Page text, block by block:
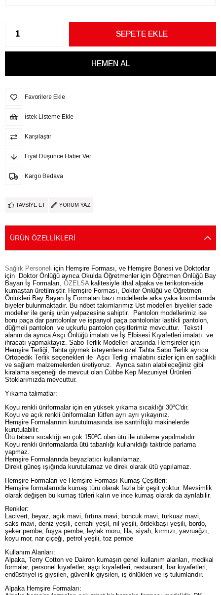
Favorilere Ekle
İstek Listeme Ekle
Karşılaştır
Fiyat Düşünce Haber Ver
Kargo Bedava
TAVSIYE ET YORUM YAZ
ÜRÜN ÖZELLIKLERI
Sağlık Personeli için Hemşire Forması, ve Hemşire Bonesi ve Doktorlar
için Doktor Önlüğü ayrıca Okulda Öğretmenler için Öğretmen Önlüğü Bay
Bayan İş Formaları, ÖZELSAkalitesiyle ithal alpaka ve terikoton-side
kumaştan üretilmiştir. Hemşire Forması, Doktor Önlüğü ve Öğretmen
Önlükleri Bay Bayan İş Formaları bazı modellerde arka yaka kısımlarında
biyeler bulunmaktadır. Bu nöbet takımlarımız Üst modelleri biyeliler sade
modeller ile geniş ürün yelpazesine sahiptir. Pantolon modellerimiz ise
boru paça dar pantolonlar ve ispanyol paça pantolonlar lastikli pantolon,
düğmeli pantolon ve uçkurlu pantolon çeşitlerimiz mevcuttur. Tekstil
alanın da ayrıca Asçı Önlüğü imalatı ve İş Elbisesi Kıyafetleri imalatı ve
ihracatı yapmaktayız. Sabo Terlik Modelleri arasında Hemşireler için
Hemşire Terliği, Tahta giymek isteyenlere özel Tahta Sabo Terlik ayrıca
Ortopedik Terlik seçenekleri ile Aşcı Terligi imalatını sizler için en sağlıklı
ve sağlam malzemelerden üretiyoruz. Ayrıca satın alabileceğiniz gibi
kiralama seçeneği de mevcut olan Cübbe Kep Mezuniyet Ürünleri
Stoklarımızda mevcuttur.
Yıkama talimatlar:
Koyu renkli üniformalar için en yüksek yıkama sıcaklığı 30ºC'dir.
Koyu ve açık renkli üniformaları lütfen ayrı ayrı yıkayınız.
Hemşire Formalarının kurutulmasında ise santrifüjlü makinelerde
kurutulabilir.
Ütü tabanı sıcaklığı en çok 150ºC olan ütü ile ütüleme yapılmalıdır.
Koyu renkli üniformalarda ütü tabanlığı kullanıldığı taktirde parlama
yapmaz.
Hemşire Formalarında beyazlatıcı kullanılamaz.
Direkt güneş ışığında kurutulamaz ve direk olarak ütü yapılamaz.
Hemşire Formaları ve Hemşire Forması Kumaş Çeşitleri:
Hemşire formalarında kumaş türü olarak fazla bir çeşit yoktur. Mevsimlik
olarak değişen bu kumaş türleri kalın ve ince kumaş olarak da ayrılabilir.
Renkler:
Lacivert, beyaz, açık mavi, fırtına mavi, boncuk mavi, turkuaz mavi,
saks mavi, deniz yeşili, cerrahi yeşil, nil yeşili, ördekbaşı yeşili, bordo,
şeker pembe, fuşya pembe, leylak moru, lila, siyah, kırmızı, yavruağzı,
koyu mor, nar çiçeği, petrol yeşili, toz pembe
Kullanım Alanları:
Alpaka, Terry Cotton ve Dakron kumaşın genel kullanım alanları, medikal
formalar, personel kıyafetler, aşçı kıyafetleri, restaurant, bar kıyafetleri,
endüstriyel iş giysileri, güvenlik giysileri, iş önlükleri ve iş tulumlarıdır.
Alpaka Hemşire Formaları: